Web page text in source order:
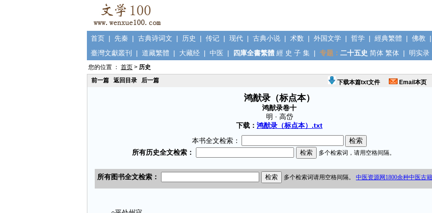
首页 | 先秦 | 古典诗词文 | 历史 | 传记 | 现代 | 古典小说 | 术数 | 外国文学 | 哲学 | 經典繁體 | 佛教 |
臺灣文獻叢刊
| 道藏繁體 | 大藏经 | 中医 | 四庫全書繁體 經 史 子 集 | 专题： 二十五史 简体 繁体 | 明实录
您的位置 ： 首页 > 历史
前一篇
返回目录 后一篇 下载本篇txt文件 Email本页
鸿猷录（标点本）
鸿猷录卷十
明 · 高岱
下载： 鸿猷录（标点本）.txt
本书全文检索：